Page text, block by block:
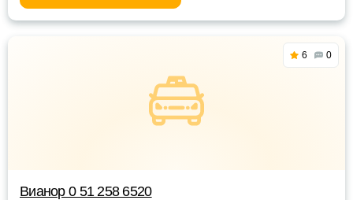
6 0
Вианор 0 51 258 6520